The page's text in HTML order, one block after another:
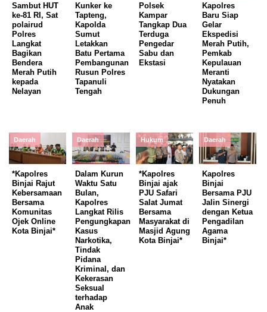
Sambut HUT
ke-81 RI, Sat
polairud
Polres
Langkat
Bagikan
Bendera
Merah Putih
kepada
Nelayan
Kunker ke
Tapteng,
Kapolda
Sumut
Letakkan
Batu Pertama
Pembangunan
Rusun Polres
Tapanuli
Tengah
Polsek
Kampar
Tangkap Dua
Terduga
Pengedar
Sabu dan
Ekstasi
Kapolres
Baru Siap
Gelar
Ekspedisi
Merah Putih,
Pemkab
Kepulauan
Meranti
Nyatakan
Dukungan
Penuh
Daerah
*Kapolres
Binjai Rajut
Kebersamaan
Bersama
Komunitas
Ojek Online
Kota Binjai*
Daerah
Dalam Kurun
Waktu Satu
Bulan,
Kapolres
Langkat Rilis
Pengungkapan
Kasus
Narkotika,
Tindak
Pidana
Kriminal, dan
Kekerasan
Seksual
terhadap
Anak
Hukum
*Kapolres
Binjai ajak
PJU Safari
Salat Jumat
Bersama
Masyarakat di
Masjid Agung
Kota Binjai*
Daerah
Kapolres
Binjai
Bersama PJU
Jalin Sinergi
dengan Ketua
Pengadilan
Agama
Binjai*